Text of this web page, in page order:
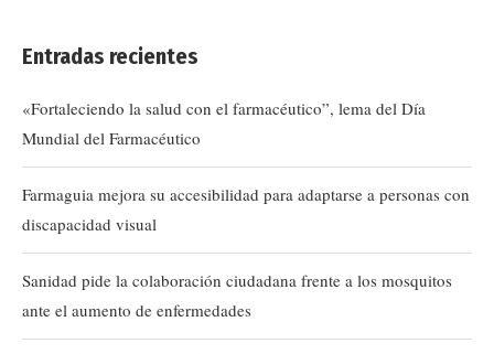
Entradas recientes
«Fortaleciendo la salud con el farmacéutico”, lema del Día
Mundial del Farmacéutico
Farmaguia mejora su accesibilidad para adaptarse a personas con
discapacidad visual
Sanidad pide la colaboración ciudadana frente a los mosquitos
ante el aumento de enfermedades